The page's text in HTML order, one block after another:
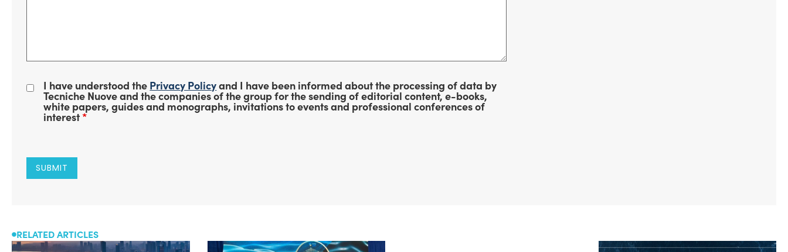
I have understood the Privacy Policyand I have been informed about the processing of data by
Tecniche Nuove and the companies of the group for the sending of editorial content, e-books,
white papers, guides and monographs, invitations to events and professional conferences of
interest*
RELATED ARTICLES